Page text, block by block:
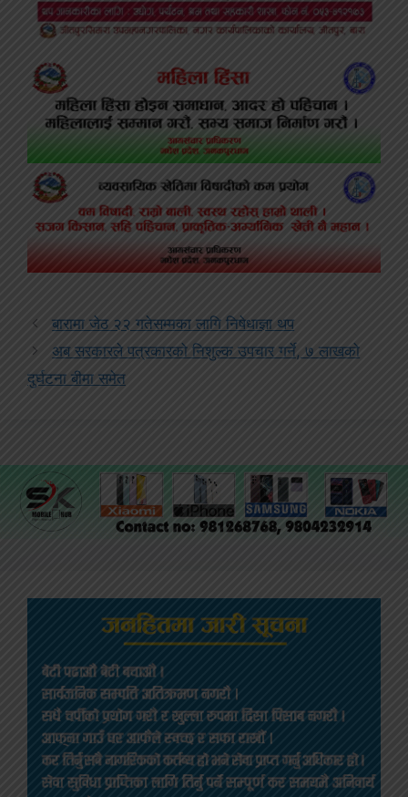
बारामा जेठ २२ गतेसम्मका लागि निषेधाज्ञा थप
अब सरकारले पत्रकारको निशुल्क उपचार गर्ने, ७ लाखको
दुर्घटना बीमा समेत